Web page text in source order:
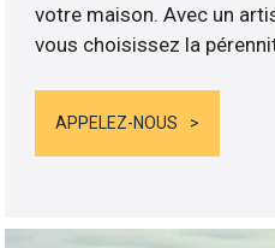
votre maison. Avec un
vous choisissez la
APPELEZ-NOUS